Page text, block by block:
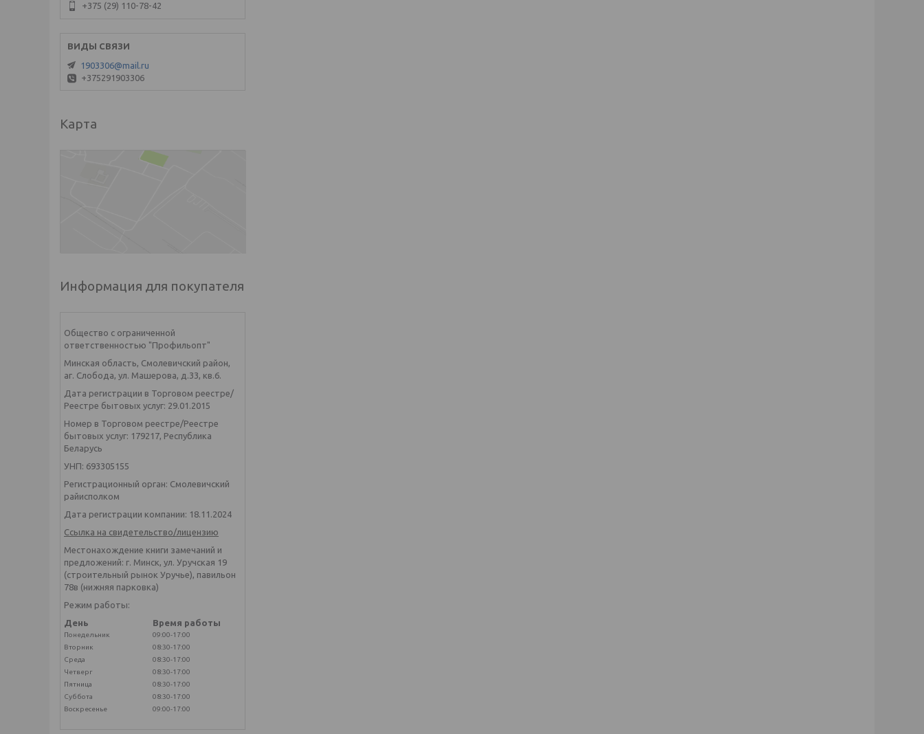
+375 (29) 110-78-42
1903306@mail.ru
+375291903306
Карта
Информация для покупателя
Общество с ограниченной
ответственностью "Профильопт"
Минская область, Смолевичский район,
аг. Слобода, ул. Машерова, д.33, кв.6.
Дата регистрации в Торговом реестре/
Реестре бытовых услуг: 29.01.2015
Номер в Торговом реестре/Реестре
бытовых услуг: 179217, Республика
Беларусь
УНП: 693305155
Регистрационный орган: Смолевичский
райисполком
Дата регистрации компании: 18.11.2024
Ссылка на свидетельство/лицензию
Местонахождение книги замечаний и
предложений: г. Минск, ул. Уручская 19
(строительный рынок Уручье), павильон
78в (нижняя парковка)
Режим работы:
День
Время работы
Понедельник
09:00-17:00
Вторник
08:30-17:00
Среда
08:30-17:00
Четверг
08:30-17:00
Пятница
08:30-17:00
Суббота
08:30-17:00
Воскресенье
09:00-17:00